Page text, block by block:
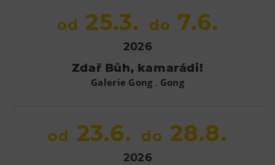
od 25.3. do 7.6.
2026
Zdař Bůh, kamarádi!
Galerie Gong , Gong
od 23.6. do 28.8.
2026